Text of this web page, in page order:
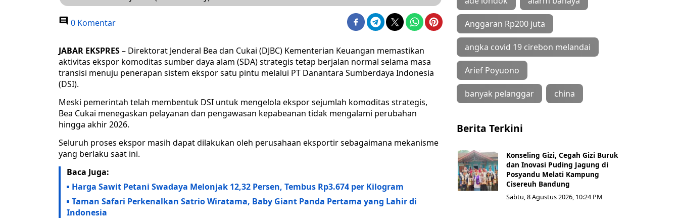
0 Komentar
JABAR EKSPRES– Direktorat Jenderal Bea dan Cukai (DJBC) Kementerian Keuangan memastikan
aktivitas ekspor komoditas sumber daya alam (SDA) strategis tetap berjalan normal selama masa
transisi menuju penerapan sistem ekspor satu pintu melalui PT Danantara Sumberdaya Indonesia
(DSI).
Meski pemerintah telah membentuk DSI untuk mengelola ekspor sejumlah komoditas strategis,
Bea Cukai menegaskan pelayanan dan pengawasan kepabeanan tidak mengalami perubahan
hingga akhir 2026.
Seluruh proses ekspor masih dapat dilakukan oleh perusahaan eksportir sebagaimana mekanisme
yang berlaku saat ini.
Baca Juga:
Harga Sawit Petani Swadaya Melonjak 12,32 Persen, Tembus Rp3.674 per Kilogram
Taman Safari Perkenalkan Satrio Wiratama, Baby Giant Panda Pertama yang Lahir di
Indonesia
Anggaran Rp200 juta
angka covid 19 cirebon melandai
Arief Poyuono
banyak pelanggar china
Berita Terkini
Konseling Gizi, Cegah Gizi Buruk
dan Inovasi Puding Jagung di
Posyandu Melati Kampung
Cisereuh Bandung
Sabtu, 8 Agustus 2026, 10:24 PM